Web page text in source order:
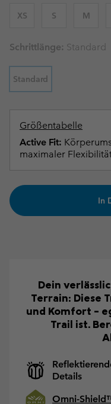
XS S M
Schrittlänge: Standard
Standard
Größentabelle
Active Fit:
maximaler
In
Dein
Terrain: Diese
und Komfort –
Trail ist.
Details
Omni-